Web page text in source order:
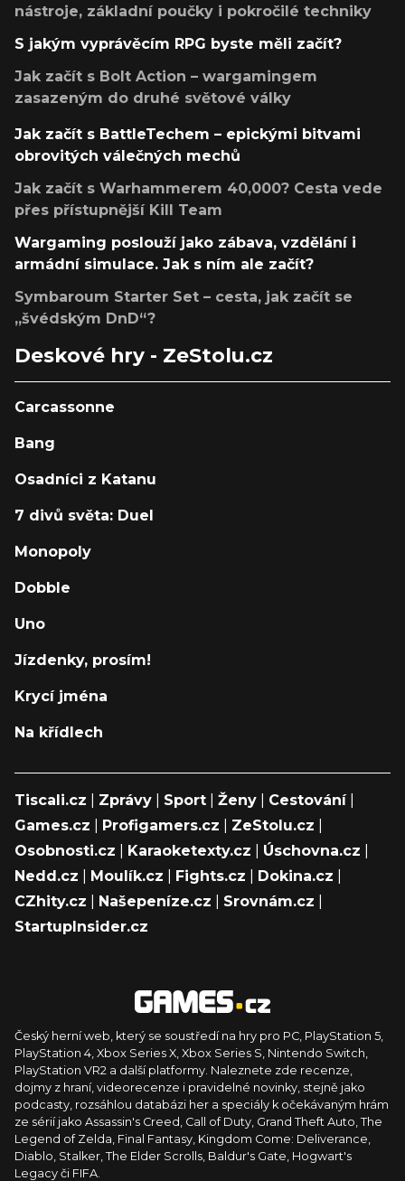
nástroje, základní poučky i pokročilé techniky
S jakým vyprávěcím RPG byste měli začít?
Jak začít s Bolt Action – wargamingem
zasazeným do druhé světové války
Jak začít s BattleTechem – epickými bitvami
obrovitých válečných mechů
Jak začít s Warhammerem 40,000? Cesta vede
přes přístupnější Kill Team
Wargaming poslouží jako zábava, vzdělání i
armádní simulace. Jak s ním ale začít?
Symbaroum Starter Set – cesta, jak začít se
„švédským DnD“?
Deskové hry - ZeStolu.cz
Carcassonne
Bang
Osadníci z Katanu
7 divů světa: Duel
Monopoly
Dobble
Uno
Jízdenky, prosím!
Krycí jména
Na křídlech
Tiscali.cz Zprávy Sport Ženy Cestování|
Games.cz
Profigamers.cz ZeStolu.cz
Osobnosti.cz
Karaoketexty.cz Úschovna.cz
Nedd.cz
Moulík.cz Fights.cz Dokina.cz
CZhity.cz
Našepeníze.cz Srovnám.cz
StartupInsider.cz
Český herní web, který se soustředí na hry pro PC, PlayStation 5,
PlayStation 4, Xbox Series X, Xbox Series S, Nintendo Switch,
PlayStation VR2 a další platformy. Naleznete zde recenze,
dojmy z hraní, videorecenze i pravidelné novinky, stejně jako
podcasty, rozsáhlou databázi her a speciály k očekávaným hrám
ze sérií jako Assassin's Creed, Call of Duty, Grand Theft Auto, The
Legend of Zelda, Final Fantasy, Kingdom Come: Deliverance,
Diablo, Stalker, The Elder Scrolls, Baldur's Gate, Hogwart's
Legacy či FIFA.